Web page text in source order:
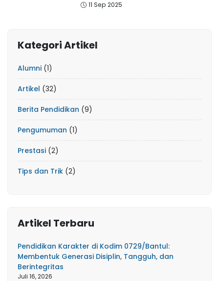
11 Sep 2025
Kategori Artikel
Alumni (1)
Artikel (32)
Berita Pendidikan (9)
Pengumuman (1)
Prestasi (2)
Tips dan Trik (2)
Artikel Terbaru
Pendidikan Karakter di Kodim 0729/Bantul:
Membentuk Generasi Disiplin, Tangguh, dan
Berintegritas
Juli 16, 2026